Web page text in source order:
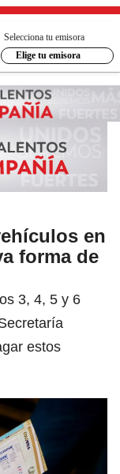
Selecciona tu emisora
Elige tu emisora
en
forma de
3, 4, 5 y 6
estos